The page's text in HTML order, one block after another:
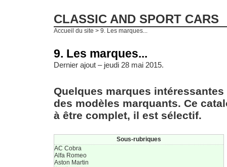
CLASSIC AND SPORT CARS
Accueil du site > 9. Les marques...
9. Les marques...
Dernier ajout – jeudi 28 mai 2015.
Quelques marques
des modèles marquants. Ce
à être complet, il est sélectif.
Sous-rubriques
AC Cobra
Alfa Romeo
Aston Martin